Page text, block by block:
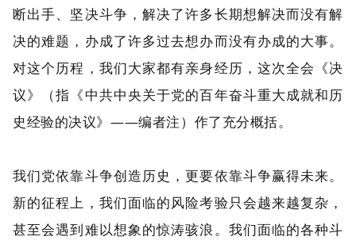
断出手、坚决斗争，解决了许多长期想解决而没有解
决的难题，办成了许多过去想办而没有办成的大事。
对这个历程，我们大家都有亲身经历，这次全会《决
议》（指《中共中央关于党的百年奋斗重大成就和历
史经验的决议》——编者注）作了充分概括。
我们党依靠斗争创造历史，更要依靠斗争赢得未来。
新的征程上，我们面临的风险考验只会越来越复杂，
甚至会遇到难以想象的惊涛骇浪。我们面临的各种斗